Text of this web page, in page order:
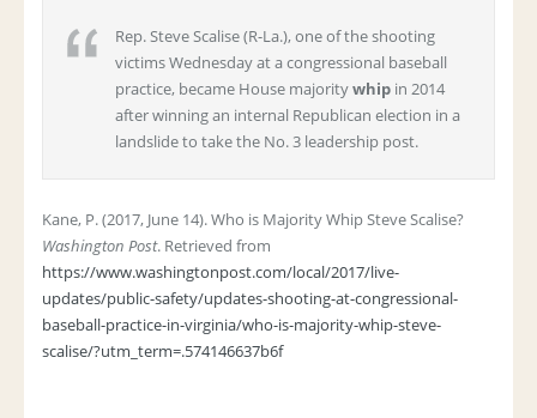
Rep. Steve Scalise (R-La.), one of the shooting
victims Wednesday at a congressional baseball
practice, became House majoritywhip in 2014
after winning an internal Republican election in a
landslide to take the No. 3 leadership post.
Kane, P. (2017, June 14). Who is Majority Whip Steve Scalise?
Washington Post. Retrieved from
https://www.washingtonpost.com/local/2017/live-
updates/public-safety/updates-shooting-at-congressional-
baseball-practice-in-virginia/who-is-majority-whip-steve-
scalise/?utm_term=.574146637b6f